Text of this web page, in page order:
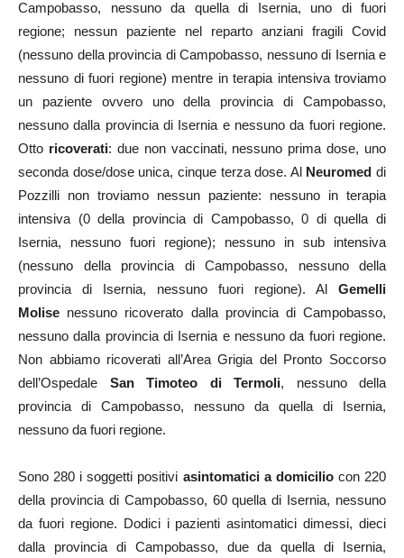
Campobasso, nessuno da quella di Isernia, uno di fuori
regione; nessun paziente nel reparto anziani fragili Covid
(nessuno della provincia di Campobasso, nessuno di Isernia e
nessuno di fuori regione) mentre in terapia intensiva troviamo
un paziente ovvero uno della provincia di Campobasso,
nessuno dalla provincia di Isernia e nessuno da fuori regione.
Otto ricoverati: due non vaccinati, nessuno prima dose, uno
seconda dose/dose unica, cinque terza dose. Al Neuromed di
Pozzilli non troviamo nessun paziente: nessuno in terapia
intensiva (0 della provincia di Campobasso, 0 di quella di
Isernia, nessuno fuori regione); nessuno in sub intensiva
(nessuno della provincia di Campobasso, nessuno della
provincia di Isernia, nessuno fuori regione). Al Gemelli
Molise nessuno ricoverato dalla provincia di Campobasso,
nessuno dalla provincia di Isernia e nessuno da fuori regione.
Non abbiamo ricoverati all’Area Grigia del Pronto Soccorso
dell’Ospedale San Timoteo di Termoli, nessuno della
provincia di Campobasso, nessuno da quella di Isernia,
nessuno da fuori regione.
Sono 280 i soggetti positivi asintomatici a domiciliocon 220
della provincia di Campobasso, 60 quella di Isernia, nessuno
da fuori regione. Dodici i pazienti asintomatici dimessi, dieci
dalla provincia di Campobasso, due da quella di Isernia,